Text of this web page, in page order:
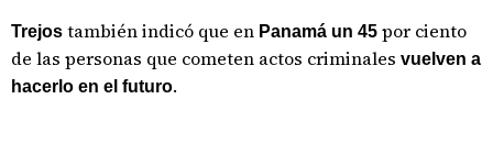
Trejos también indicó que en Panamá un 45 por ciento
de las personas que cometen actos criminales vuelven a
hacerlo en el futuro.